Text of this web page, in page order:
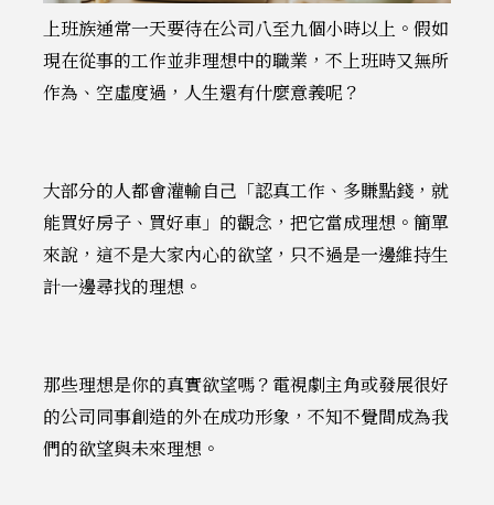
上班族通常一天要待在公司八至九個小時以上。假如
現在從事的工作並非理想中的職業，不上班時又無所
作為、空虛度過，人生還有什麼意義呢？
大部分的人都會灌輸自己「認真工作、多賺點錢，就
能買好房子、買好車」的觀念，把它當成理想。簡單
來說，這不是大家內心的欲望，只不過是一邊維持生
計一邊尋找的理想。
那些理想是你的真實欲望嗎？電視劇主角或發展很好
的公司同事創造的外在成功形象，不知不覺間成為我
們的欲望與未來理想。